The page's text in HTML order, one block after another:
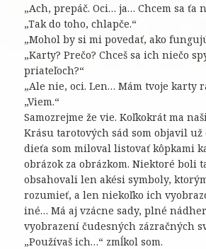
„Ach, prepáč. Oci… ja… Chcem sa ťa
„Tak do toho, chlapče.“
„Mohol by si mi povedať, ako
„Karty? Prečo? Chceš sa ich niečo
priateľoch?“
„Ale nie, oci. Len… Mám tvoje karty
„Viem.“
Samozrejme že vie. Koľkokrát ma
Krásu tarotových sád som objavil už
dieťa som miloval listovať kôpkami
obrázok za obrázkom. Niektoré boli
obsahovali len akési symboly,
rozumieť, a len niekoľko ich
iné… Má aj vzácne sady, plné
vyobrazení čudesných zázračných
„Používaš ich…“ zmĺkol som.